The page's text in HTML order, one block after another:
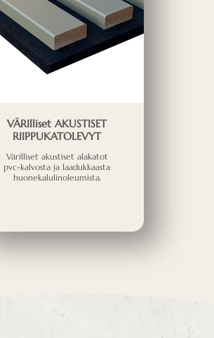
VÄRIlliset AKUSTISET
RIIPPUKATOLEVYT
Värilliset akustiset alakatot
pvc-kalvosta ja laadukkaasta
huonekalulinoleumista.